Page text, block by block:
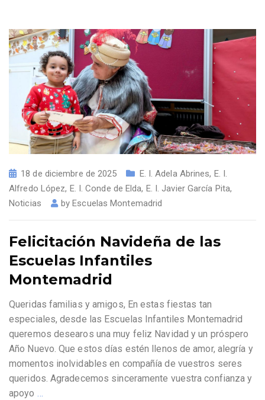
18 de diciembre de 2025 E. I. Adela Abrines, E. I.
Alfredo López, E. I. Conde de Elda, E. I. Javier García Pita,
Noticias
byEscuelas Montemadrid
Felicitación Navideña de las
Escuelas Infantiles
Montemadrid
Queridas familias y amigos, En estas fiestas tan
especiales, desde las Escuelas Infantiles Montemadrid
queremos desearos una muy feliz Navidad y un próspero
Año Nuevo. Que estos días estén llenos de amor, alegría y
momentos inolvidables en compañía de vuestros seres
queridos. Agradecemos sinceramente vuestra confianza y
apoyo …